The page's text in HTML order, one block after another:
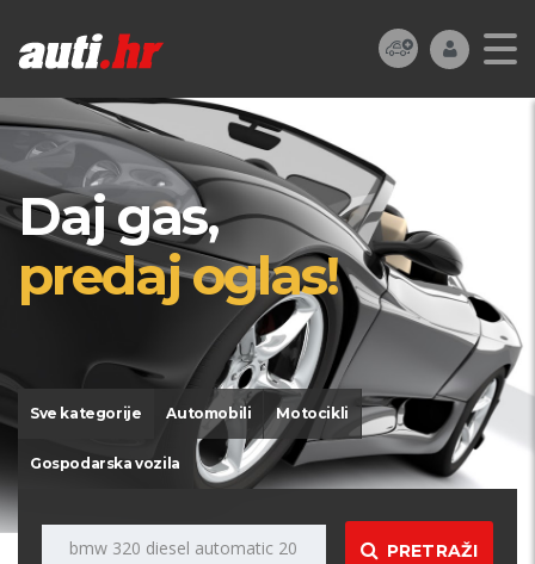
Daj gas,
predaj oglas!
Sve kategorije Automobili Motocikli
Gospodarska vozila
PRETRAŽI